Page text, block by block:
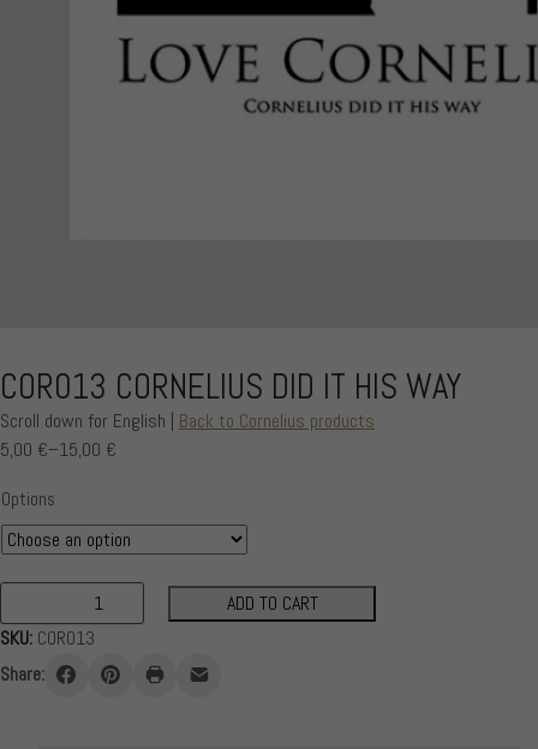
COR013 CORNELIUS DID IT HIS WAY
Scroll down for English | Back to Cornelius products
5,00 €–15,00 €
Price
range:
5,00 €
through
15,00 €
Options
Cornelius
did
ADD TO CART
SKU: COR013
Share: